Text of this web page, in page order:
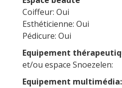
Coiffeur: Oui
Esthéticienne: Oui
Pédicure: Oui
Equipement
et/ou espace Snoezelen:
Equipement multimédia: